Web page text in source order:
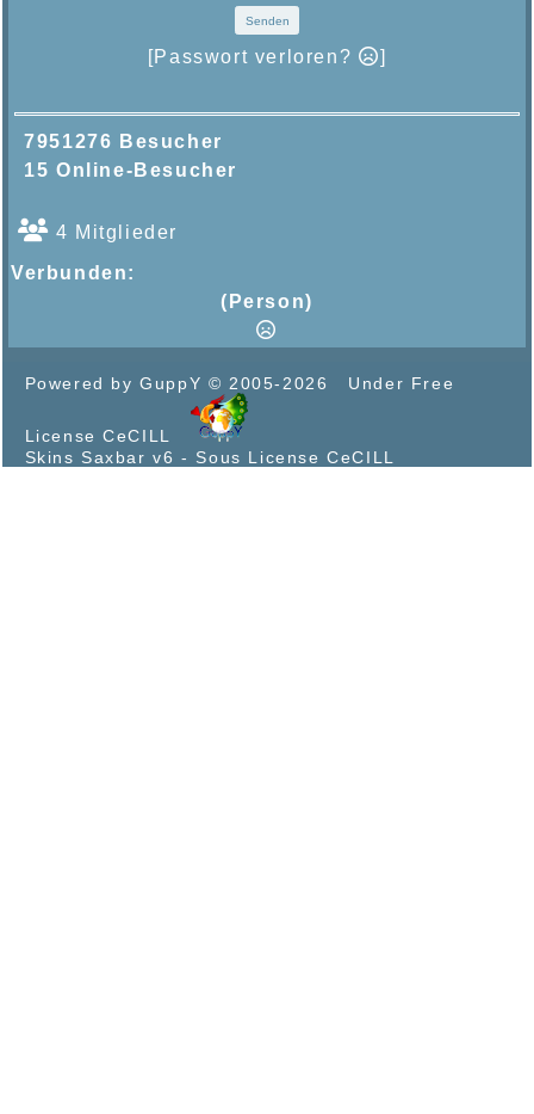
Senden
[Passwort verloren? ]
7951276 Besucher
15 Online-Besucher
4 Mitglieder
Verbunden:
(Person)
Powered by GuppY © 2005-2026 Under Free
License CeCILL
Skins Saxbar v6 - Sous License CeCILL